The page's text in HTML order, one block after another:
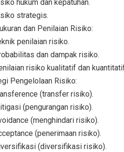
hukum dan kepatuhan.
strategis.
dan Penilaian Risiko:
penilaian risiko.
dan dampak risiko.
risiko kualitatif dan
Pengelolaan Risiko:
(transfer risiko).
(pengurangan risiko).
(menghindari risiko).
(penerimaan risiko).
(diversifikasi risiko).